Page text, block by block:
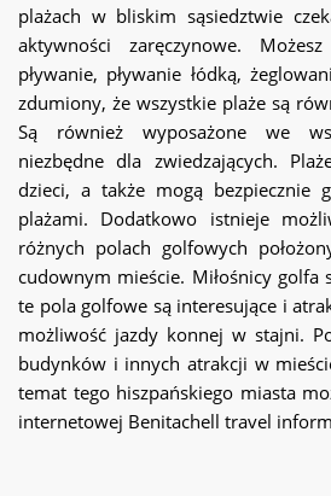
plażach w bliskim sąsiedztwie
aktywności zaręczynowe.
pływanie, pływanie łódką,
zdumiony, że wszystkie plaże są
Są również wyposażone we
niezbędne dla zwiedzających.
dzieci, a także mogą bezpiecznie
plażami. Dodatkowo istnieje
różnych polach golfowych
cudownym mieście. Miłośnicy golfa
te pola golfowe są interesujące i
możliwość jazdy konnej w stajni.
budynków i innych atrakcji w
temat tego hiszpańskiego miasta
internetowej Benitachell travel